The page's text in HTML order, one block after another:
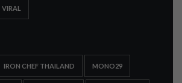
VIRAL
IRON CHEF THAILAND MONO29